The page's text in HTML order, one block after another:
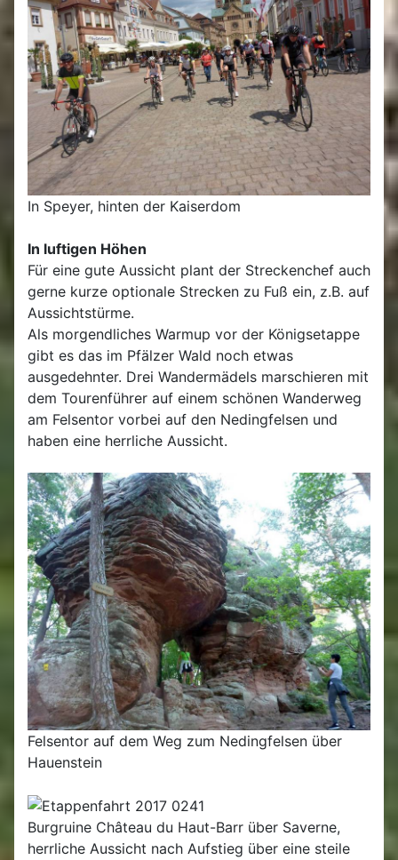
In Speyer, hinten der Kaiserdom
In luftigen Höhen
Für eine gute Aussicht plant der Streckenchef auch
gerne kurze optionale Strecken zu Fuß ein, z.B. auf
Aussichtstürme.
Als morgendliches Warmup vor der Königsetappe
gibt es das im Pfälzer Wald noch etwas
ausgedehnter. Drei Wandermädels marschieren mit
dem Tourenführer auf einem schönen Wanderweg
am Felsentor vorbei auf den Nedingfelsen und
haben eine herrliche Aussicht.
Felsentor auf dem Weg zum Nedingfelsen über
Hauenstein
Burgruine Château du Haut-Barr über Saverne,
herrliche Aussicht nach Aufstieg über eine steile